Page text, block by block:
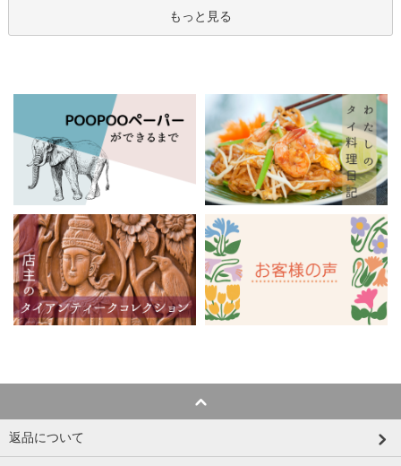
もっと見る
返品について